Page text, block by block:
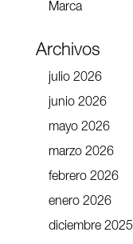
Marca
Archivos
julio 2026
junio 2026
mayo 2026
marzo 2026
febrero 2026
enero 2026
diciembre 2025